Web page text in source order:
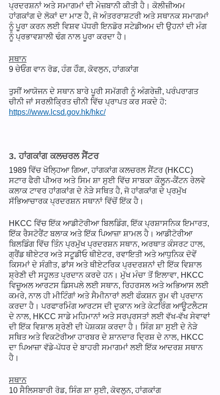
ਪ੍ਰਦਰਸ਼ਨਾਂ ਅਤੇ ਸਮਾਗਮਾਂ ਦੀ ਮੇਜ਼ਬਾਨੀ ਕੀਤੀ ਹੈ। ਕੋਲੀਜ਼ੀਅਮ
ਹਾਂਗਕਾਂਗ ਦੇ ਲੋਕਾਂ ਦਾ ਮਾਣ ਹੈ, ਜੋ ਅੰਤਰਰਾਸ਼ਟਰੀ ਅਤੇ ਸਥਾਨਕ ਸਮਾਗਮਾਂ
ਨੂੰ ਪੂਰਾ ਕਰਨ ਲਈ ਵਿਸ਼ਵ ਪੱਧਰੀ ਇਨਡੋਰ ਸਟੇਡੀਅਮ ਦੀ ਉਹਨਾਂ ਦੀ ਮੰਗ
ਨੂੰ ਪ੍ਰਭਾਵਸ਼ਾਲੀ ਢੰਗ ਨਾਲ ਪੂਰਾ ਕਰਦਾ ਹੈ।
ਸਥਾਨ
9 ਚੇਓੰਗ ਵਾਨ ਰੋਡ, ਹੰਗ ਹੋੰਗ, ਕੋਵਲੁਨ, ਹਾਂਗਕਾਂਗ
ਤੁਸੀਂ ਆਯੋਜਨ ਦੇ ਸਥਾਨ ਬਾਰੇ ਪੂਰੀ ਸਮੱਗਰੀ ਨੂੰ ਅੰਗਰੇਜ਼ੀ, ਪਰੰਪਰਾਗਤ
ਚੀਨੀ ਜਾਂ ਸਰਲੀਕ੍ਰਿਤ ਚੀਨੀ ਵਿੱਚ ਪ੍ਰਾਪਤ ਕਰ ਸਕਦੇ ਹੋ:
https://www.lcsd.gov.hk/hkc/
3. ਹਾਂਗਕਾਂਗ ਕਲਚਰਲ ਸੈਂਟਰ
1989 ਵਿੱਚ ਖੋਲ੍ਹਿਆ ਗਿਆ, ਹਾਂਗਕਾਂਗ ਕਲਚਰਲ ਸੈਂਟਰ (HKCC)
ਸਟਾਰ ਫੈਰੀ ਪੀਅਰ ਅਤੇ ਸਿਮ ਸ਼ਾ ਸੁਈ ਵਿੱਚ ਸਾਬਕਾ ਕੌਲੂਨ-ਕੈਂਟਨ ਰੇਲਵੇ
ਕਲਾਕ ਟਾਵਰ ਹਾਂਗਕਾਂਗ ਦੇ ਨੇੜੇ ਸਥਿਤ ਹੈ, ਜੋ ਹਾਂਗਕਾਂਗ ਦੇ ਪ੍ਰਮੁੱਖ
ਸੱਭਿਆਚਾਰਕ ਪ੍ਰਦਰਸ਼ਨ ਸਥਾਨਾਂ ਵਿੱਚੋਂ ਇੱਕ ਹੈ।
HKCC ਵਿੱਚ ਇੱਕ ਆਡੀਟੋਰੀਆ ਬਿਲਡਿੰਗ, ਇੱਕ ਪ੍ਰਸ਼ਾਸਨਿਕ ਇਮਾਰਤ,
ਇੱਕ ਰੈਸਟੋਰੈਂਟ ਬਲਾਕ ਅਤੇ ਇੱਕ ਪਿਆਜ਼ਾ ਸ਼ਾਮਲ ਹੈ। ਆਡੀਟੋਰੀਆ
ਬਿਲਡਿੰਗ ਵਿੱਚ ਤਿੰਨ ਪ੍ਰਮੁੱਖ ਪ੍ਰਦਰਸ਼ਨ ਸਥਾਨ, ਅਰਥਾਤ ਕੰਸਰਟ ਹਾਲ,
ਗ੍ਰੈਂਡ ਥੀਏਟਰ ਅਤੇ ਸਟੂਡੀਓ ਥੀਏਟਰ, ਰਵਾਇਤੀ ਅਤੇ ਆਧੁਨਿਕ ਦੋਵੇਂ
ਕਿਸਮਾਂ ਦੇ ਸੰਗੀਤ, ਡਾਂਸ ਅਤੇ ਥੀਏਟਰਿਕ ਪ੍ਰਦਰਸ਼ਨਾਂ ਦੀ ਇੱਕ ਵਿਸ਼ਾਲ
ਸ਼੍ਰੇਣੀ ਦੀ ਸਹੂਲਤ ਪ੍ਰਦਾਨ ਕਰਦੇ ਹਨ। ਮੁੱਖ ਮੰਚਾ ਤੋਂ ਇਲਾਵਾ, HKCC
ਵਿਜ਼ੂਅਲ ਆਰਟਸ ਡਿਸਪਲੇ ਲਈ ਸਥਾਨ, ਰਿਹਰਸਲ ਅਤੇ ਅਭਿਆਸ ਲਈ
ਕਮਰੇ, ਨਾਲ ਹੀ ਮੀਟਿੰਗਾਂ ਅਤੇ ਸੈਮੀਨਾਰਾਂ ਲਈ ਫੰਕਸ਼ਨ ਰੂਮ ਵੀ ਪ੍ਰਦਾਨ
ਕਰਦਾ ਹੈ। ਪਰਫਾਰਮਿੰਗ ਆਰਟਸ ਦੀ ਦੁਕਾਨ ਅਤੇ ਕੇਟਰਿੰਗ ਆਊਟਲੈਟਸ
ਦੇ ਨਾਲ, HKCC ਸਾਡੇ ਮਹਿਮਾਨਾਂ ਅਤੇ ਸਰਪ੍ਰਸਤਾਂ ਲਈ ਵੱਖ-ਵੱਖ ਸੇਵਾਵਾਂ
ਦੀ ਇੱਕ ਵਿਸ਼ਾਲ ਸ਼੍ਰੇਣੀ ਦੀ ਪੇਸ਼ਕਸ਼ ਕਰਦਾ ਹੈ। ਸਿੰਗ ਸ਼ਾ ਸੁਈ ਦੇ ਨੇੜੇ
ਸਥਿਤ ਅਤੇ ਵਿਕਟੋਰੀਆ ਹਾਰਬਰ ਦੇ ਸ਼ਾਨਦਾਰ ਦ੍ਰਿਸ਼ ਦੇ ਨਾਲ, HKCC
ਦਾ ਪਿਆਜ਼ਾ ਵੱਡੇ-ਪੱਧਰ ਦੇ ਬਾਹਰੀ ਸਮਾਗਮਾਂ ਲਈ ਇੱਕ ਆਦਰਸ਼ ਸਥਾਨ
ਹੈ।
ਸਥਾਨ
10 ਸੈਲਿਸਬਾਰੀ ਰੋਡ, ਸਿੰਗ ਸ਼ਾ ਸੁਈ, ਕੋਵਲੁਨ, ਹਾਂਗਕਾਂਗ